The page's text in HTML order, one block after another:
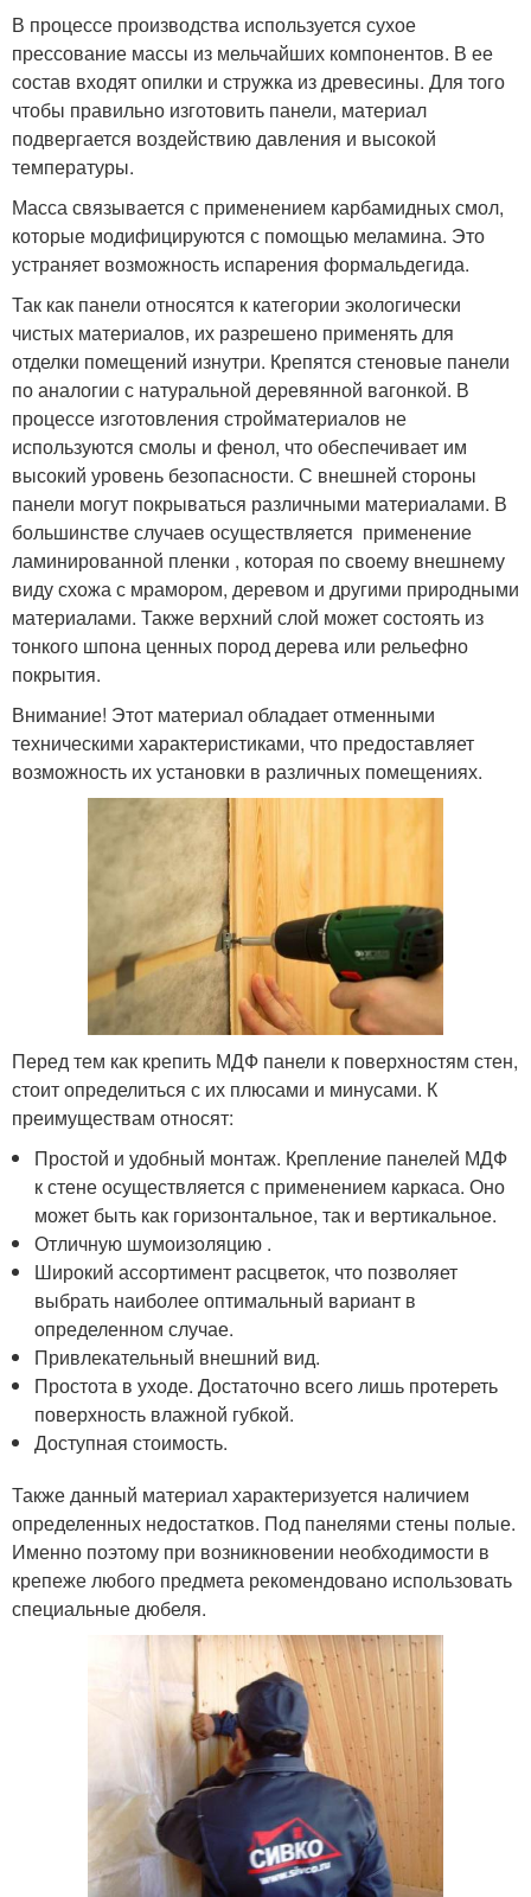
В процессе производства используется сухое
прессование массы из мельчайших компонентов. В ее
состав входят опилки и стружка из древесины. Для того
чтобы правильно изготовить панели, материал
подвергается воздействию давления и высокой
температуры.
Масса связывается с применением карбамидных смол,
которые модифицируются с помощью меламина. Это
устраняет возможность испарения формальдегида.
Так как панели относятся к категории экологически
чистых материалов, их разрешено применять для
отделки помещений изнутри. Крепятся стеновые панели
по аналогии с натуральной деревянной вагонкой. В
процессе изготовления стройматериалов не
используются смолы и фенол, что обеспечивает им
высокий уровень безопасности. С внешней стороны
панели могут покрываться различными материалами. В
большинстве случаев осуществляется применение
ламинированной пленки , которая по своему внешнему
виду схожа с мрамором, деревом и другими природными
материалами. Также верхний слой может состоять из
тонкого шпона ценных пород дерева или рельефно
покрытия.
Внимание! Этот материал обладает отменными
техническими характеристиками, что предоставляет
возможность их установки в различных помещениях.
Перед тем как крепить МДФ панели к поверхностям стен,
стоит определиться с их плюсами и минусами. К
преимуществам относят:
Простой и удобный монтаж. Крепление панелей МДФ
к стене осуществляется с применением каркаса. Оно
может быть как горизонтальное, так и вертикальное.
Отличную шумоизоляцию .
Широкий ассортимент расцветок, что позволяет
выбрать наиболее оптимальный вариант в
определенном случае.
Привлекательный внешний вид.
Простота в уходе. Достаточно всего лишь протереть
поверхность влажной губкой.
Доступная стоимость.
Также данный материал характеризуется наличием
определенных недостатков. Под панелями стены полые.
Именно поэтому при возникновении необходимости в
крепеже любого предмета рекомендовано использовать
специальные дюбеля.